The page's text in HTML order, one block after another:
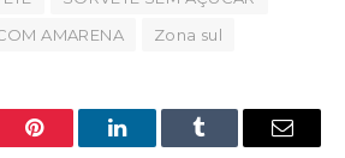
AMARENA Zona sul
Pinterest LinkedInTumblr Email